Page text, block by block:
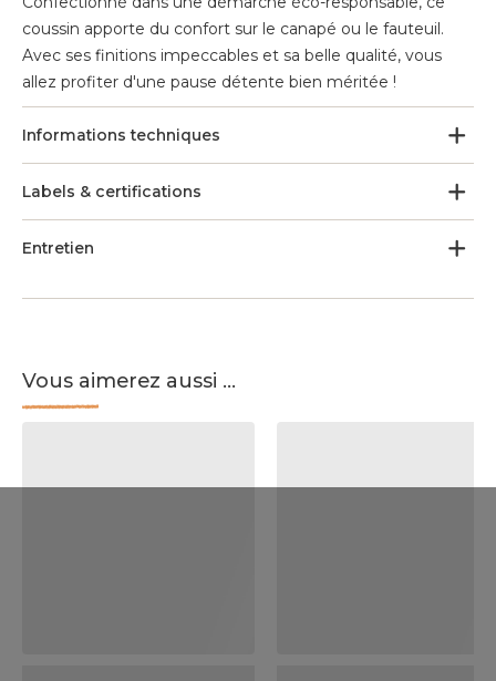
coussin apporte du confort sur le canapé ou le fauteuil.
Avec ses finitions impeccables et sa belle qualité, vous
allez profiter d'une pause détente bien méritée !
Informations techniques
Labels & certifications
Entretien
Vous aimerez aussi ...